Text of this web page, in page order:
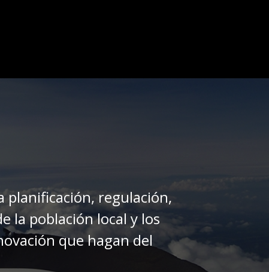
regulación,
la población local y los
que hagan del